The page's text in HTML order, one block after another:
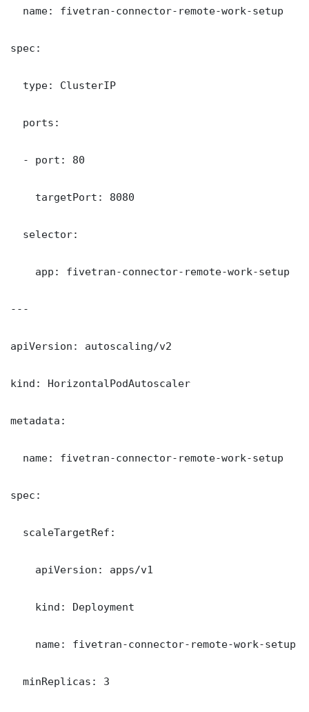
  name: fivetran-connector-remote-work-setup
spec:
  type: ClusterIP
  ports:
  - port: 80
    targetPort: 8080
  selector:
    app: fivetran-connector-remote-work-setup
---
apiVersion: autoscaling/v2
kind: HorizontalPodAutoscaler
metadata:
  name: fivetran-connector-remote-work-setup
spec:
  scaleTargetRef:
    apiVersion: apps/v1
    kind: Deployment
    name: fivetran-connector-remote-work-setup
  minReplicas: 3